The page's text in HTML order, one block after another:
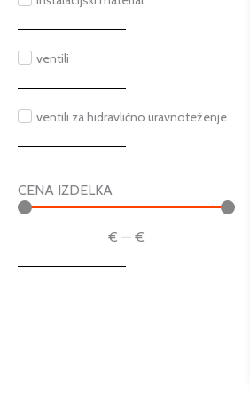
ventili
ventili za hidravlično uravnoteženje
CENA IZDELKA
€ — €